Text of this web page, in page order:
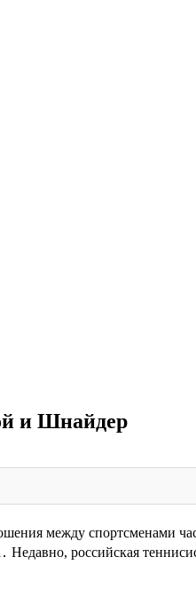
и Шнайдер
между спортсменами
российская